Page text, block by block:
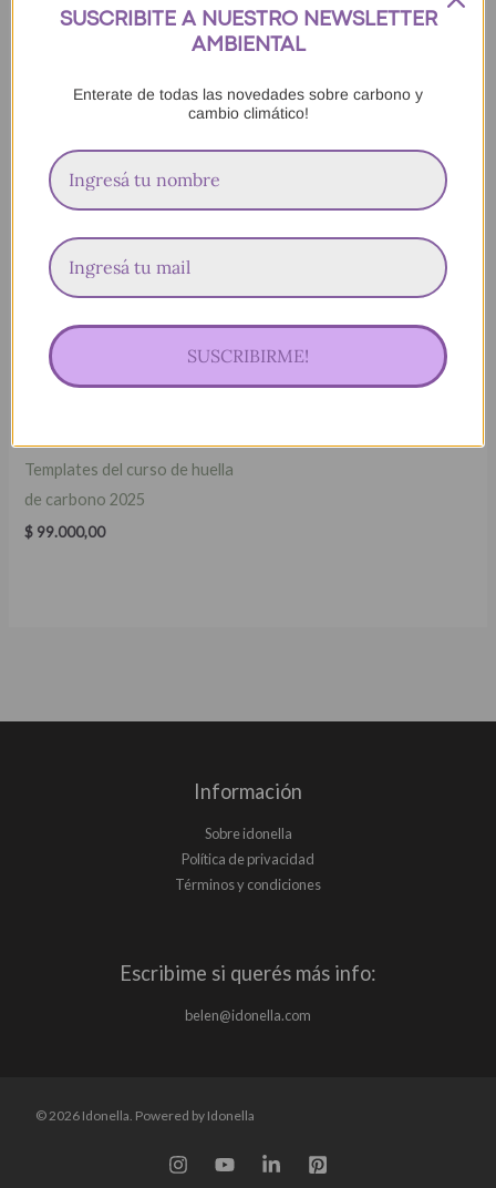
Curso para ser freelancer
79.000,00
KIT FREELANCER
Templates del curso de huella
de carbono 2025
$ 99.000,00
Información
Sobre idonella
Política de privacidad
Términos y condiciones
Escribime si querés más info:
belen@idonella.com
© 2026 Idonella. Powered by Idonella
SUSCRIBITE A NUESTRO NEWSLETTER
AMBIENTAL
Enterate de todas las novedades sobre carbono y
cambio climático!
SUSCRIBIRME!